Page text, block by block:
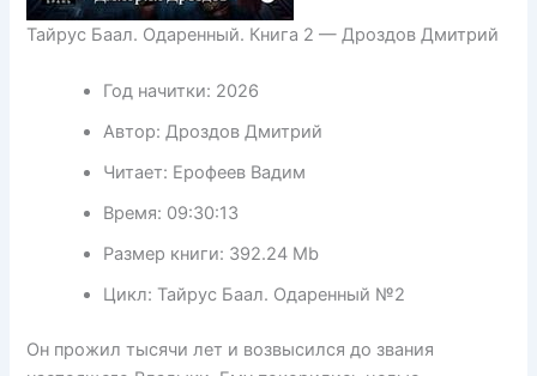
Тайрус Баал. Одаренный. Книга 2 — Дроздов Дмитрий
Год начитки: 2026
Автор: Дроздов Дмитрий
Читает: Ерофеев Вадим
Время: 09:30:13
Размер книги: 392.24 Mb
Цикл: Тайрус Баал. Одаренный №2
Он прожил тысячи лет и возвысился до звания